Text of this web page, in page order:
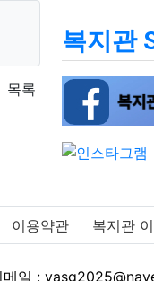
목록
복지관
이용약관 복지관
메일 :